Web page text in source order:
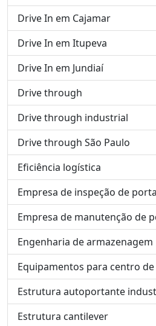
Drive In em Cajamar
Drive In em Itupeva
Drive In em Jundiaí
Drive through
Drive through industrial
Drive through São Paulo
Eficiência logística
Empresa de inspeção de
Empresa de manutenção de
Engenharia de armazenagem
Equipamentos para centro
Estrutura autoportante
Estrutura cantilever